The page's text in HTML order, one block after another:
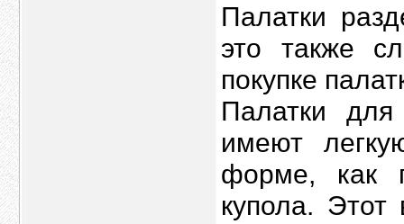
Палатки
это также
покупке
Палатки
имеют
форме, как
купола.